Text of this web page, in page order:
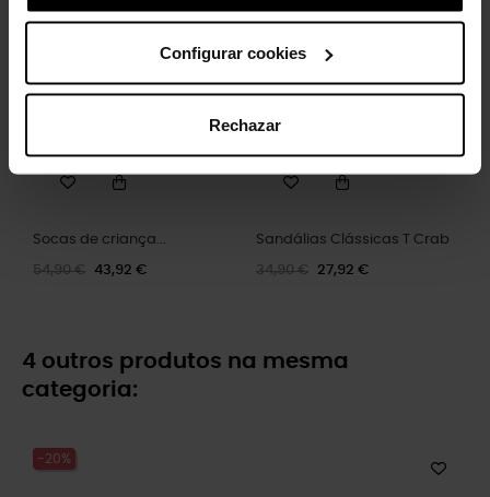
Configurar cookies
Rechazar
Socas de criança...
54,90 € 43,92 €
Sandálias Clássicas T Crab
34,90 € 27,92 €
4 outros produtos na mesma
categoria:
-20%